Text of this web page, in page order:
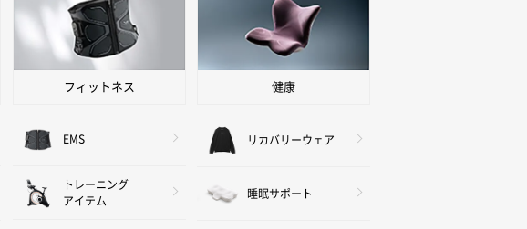
フィットネス
EMS
トレーニング
アイテム
健康
リカバリーウェア
睡眠サポート